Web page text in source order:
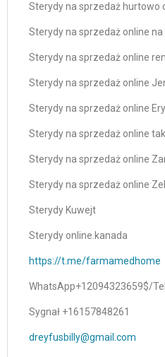
Sterydy na sprzedaż hurtowo
Sterydy na sprzedaż online na
Sterydy na sprzedaż online
Sterydy na sprzedaż online
Sterydy na sprzedaż online
Sterydy na sprzedaż online
Sterydy na sprzedaż online
Sterydy na sprzedaż online
Sterydy Kuwejt
Sterydy online.kanada
https://t.me/farmamedhome
WhatsApp+12094323659$/
Sygnał +16157848261
dreyfusbilly@gmail.com